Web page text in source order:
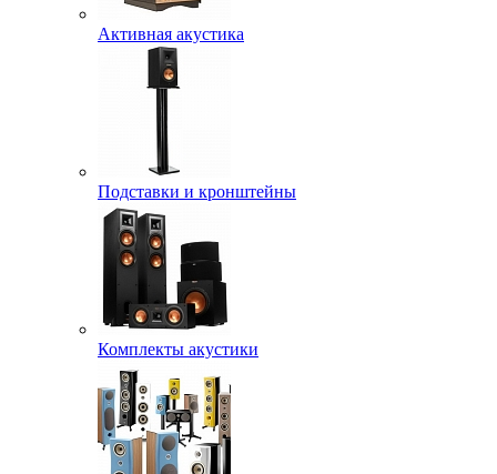
Активная акустика
Подставки и кронштейны
Комплекты акустики